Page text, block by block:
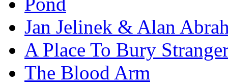
Jan Jelinek & Alan
A Place To Bury
The Blood Arm